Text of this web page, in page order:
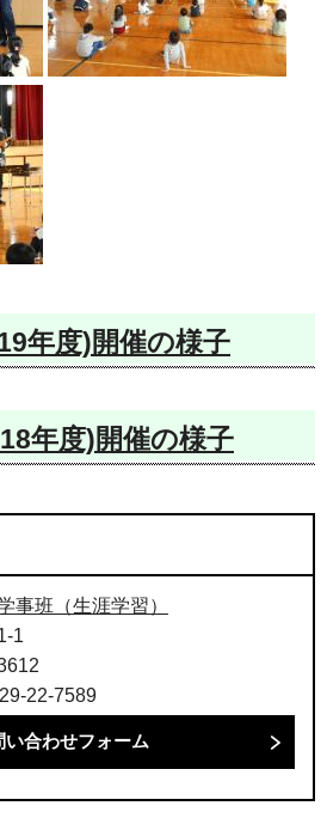
年度)開催の様子
年度)開催の様子
事班（生涯学習）
1
22-7589